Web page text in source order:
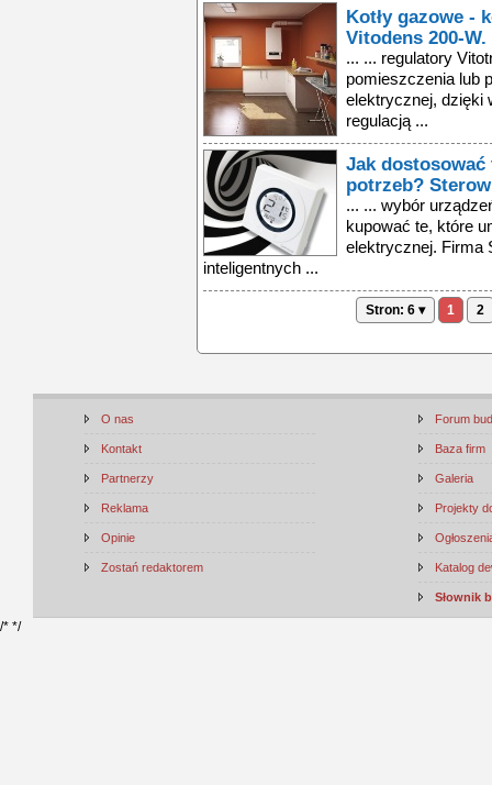
Kotły gazowe -
Vitodens 200-W.
... ... regulatory
pomieszczenia lub
elektrycznej, dzięki
regulacją ...
Jak dostosować
potrzeb?
... ... wybór
kupować te, które
elektrycznej. Firma
inteligentnych ...
Stron: 6 ▾ 1 2
O nas
Kontakt
Partnerzy
Reklama
Opinie
Zostań redaktorem
Forum
Baza firm
Galeria
Projekty
Katalog
Słownik
/* */